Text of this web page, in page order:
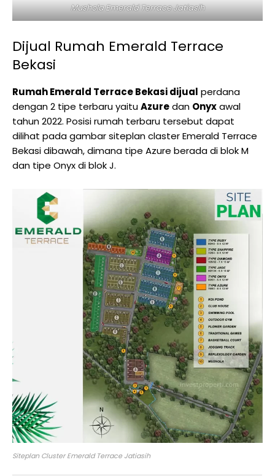
Mushola Emerald Terrace Jatiasih
Dijual Rumah Emerald Terrace
Bekasi
Rumah Emerald Terrace Bekasi dijual perdana
dengan 2 tipe terbaru yaituAzuredan Onyxawal
tahun 2022. Posisi rumah terbaru tersebut dapat
dilihat pada gambar siteplan claster Emerald Terrace
Bekasi dibawah, dimana tipe Azure berada di blok M
dan tipe Onyx di blok J.
Siteplan Cluster Emerald Terrace Jatiasih